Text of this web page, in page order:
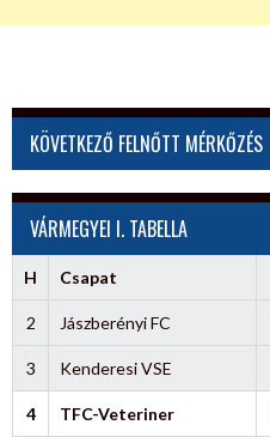
KÖVETKEZŐ FELNŐTT MÉRKŐZÉS
VÁRMEGYEI I. TABELLA
H Csapat
2 Jászberényi FC
3 Kenderesi VSE
4 TFC-Veteriner